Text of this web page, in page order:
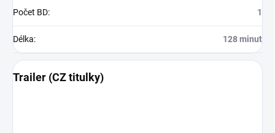
Počet BD: 1
Délka: 128 minut
Trailer (CZ titulky)